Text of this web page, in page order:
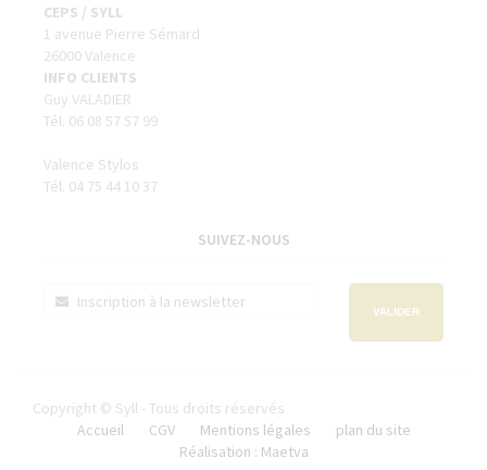
CEPS / SYLL
1 avenue Pierre Sémard
26000 Valence
INFO CLIENTS
Guy VALADIER
Tél. 06 08 57 57 99
Valence Stylos
Tél. 04 75 44 10 37
SUIVEZ-NOUS
VALIDER
Copyright © Syll - Tous droits réservés
Accueil
CGV Mentions légales
plan du site
Réalisation : Maetva